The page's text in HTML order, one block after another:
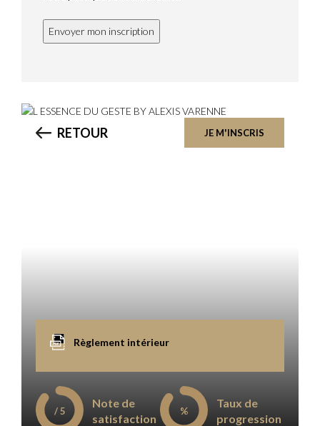
RETOUR JE M'INSCRIS
Règlement intérieur
/ 5
Note de
satisfaction
%
Taux de
progression